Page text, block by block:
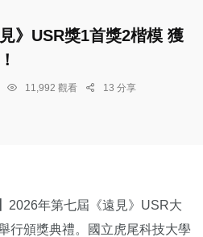
》USR獎1首獎2楷模 獲
11,992 觀看 13 分享
2026年第七屆《遠見》USR大
行頒獎典禮。國立虎尾科技大學